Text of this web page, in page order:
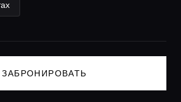
ЗАБРОНИРОВАТЬ